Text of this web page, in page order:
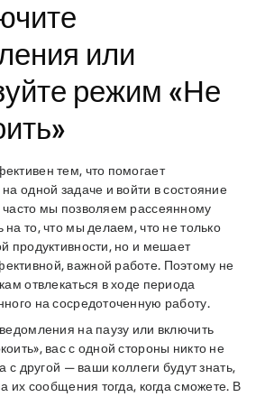
или
режим «Не
тем, что помогает
одной задаче и войти в состояние
мы позволяем рассеянному
то, что мы делаем, что не только
продуктивности, но и мешает
важной работе. Поэтому не
отвлекаться в ходе периода
на сосредоточенную работу.
на паузу или включить
вас с одной стороны никто не
с другой — ваши коллеги будут знать,
их сообщения тогда, когда сможете. В